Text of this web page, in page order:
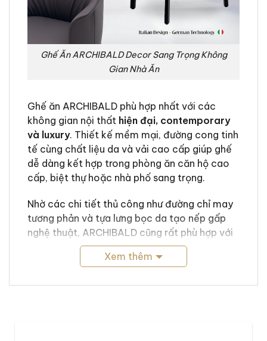
Ghế Ăn ARCHIBALD Decor Sang Trọng Không
Gian Nhà Ăn
Ghế ăn ARCHIBALD phù hợp nhất với các
không gian nội thất hiện đại, contemporary
và luxury. Thiết kế mềm mại, đường cong tinh
tế cùng chất liệu da và vải cao cấp giúp ghế
dễ dàng kết hợp trong phòng ăn căn hộ cao
cấp, biệt thự hoặc nhà phố sang trọng.
Nhờ các chi tiết thủ công như đường chỉ may
tương phản và tựa lưng bọc da tạo nếp gấp
nghệ thuật, ARCHIBALD cũng rất phù hợp với
phong cách Modern Luxuryvà các không
gian nhà hàng, khách sạn cao cấp, nơi cần
Xem thêm